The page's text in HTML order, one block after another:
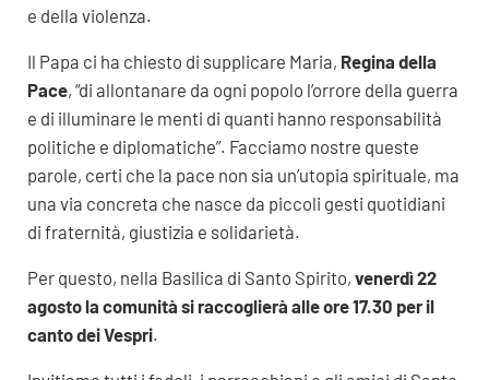
e della violenza.
Il Papa ci ha chiesto di supplicare Maria, Regina della
Pace, “di allontanare da ogni popolo l’orrore della guerra
e di illuminare le menti di quanti hanno responsabilità
politiche e diplomatiche”. Facciamo nostre queste
parole, certi che la pace non sia un’utopia spirituale, ma
una via concreta che nasce da piccoli gesti quotidiani
di fraternità, giustizia e solidarietà.
Per questo, nella Basilica di Santo Spirito, venerdì 22
agosto la comunità si raccoglierà alle ore 17.30 per il
canto dei Vespri.